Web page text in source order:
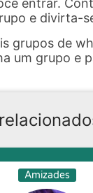
entrar.
e divirta-
grupos de
um grupo e
Amizades